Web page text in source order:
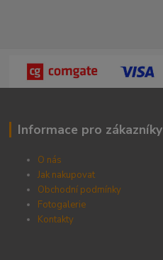
Informace pro zákazníky
O nás
Jak nakupovat
Obchodní podmínky
Fotogalerie
Kontakty